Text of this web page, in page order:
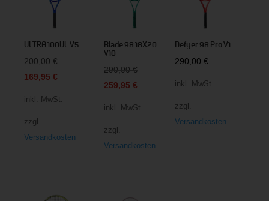
ULTRA 100UL V5
200,00€
169,95€
inkl. MwSt.
zzgl.
Versandkosten
Blade 98 18X20
V10
290,00€
259,95€
inkl. MwSt.
zzgl.
Versandkosten
Defyer 98 Pro V1
290,00 €
inkl. MwSt.
zzgl.
Versandkosten